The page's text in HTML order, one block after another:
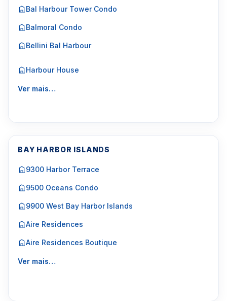
Bal Harbour Tower Condo
Balmoral Condo
Bellini Bal Harbour
Harbour House
Ver mais…
BAY HARBOR ISLANDS
9300 Harbor Terrace
9500 Oceans Condo
9900 West Bay Harbor Islands
Aire Residences
Aire Residences Boutique
Ver mais…